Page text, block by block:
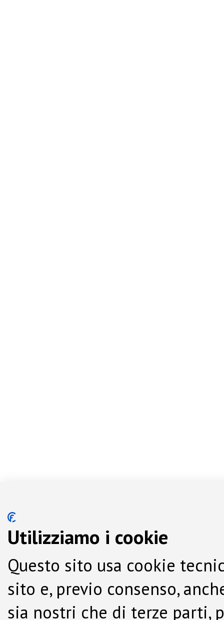
Utilizziamo i cookie
Questo sito usa cookie
sito e, previo consenso,
sia nostri che di terze parti,